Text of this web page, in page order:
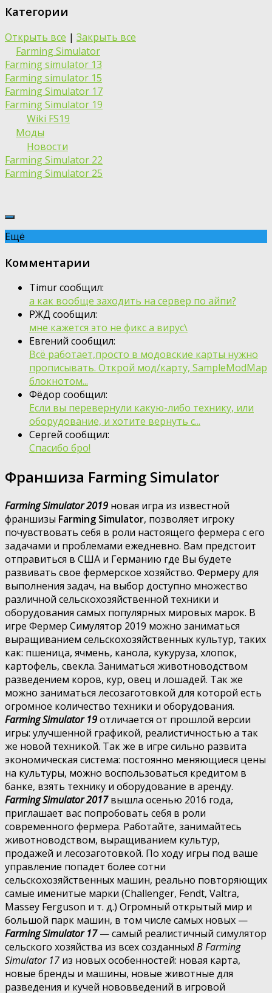
Категории
Открыть все | Закрыть все
Farming Simulator
Farming simulator 13
Farming simulator 15
Farming Simulator 17
Farming Simulator 19
Wiki FS19
Моды
Новости
Farming Simulator 22
Farming Simulator 25
Ещё
Комментарии
Timur сообщил:
а как вообще заходить на сервер по айпи?
РЖД сообщил:
мне кажется это не фикс а вирус\
Евгений сообщил:
Всё работает,просто в модовские карты нужно
прописывать. Открой мод/карту, SampleModMap
блокнотом...
Фёдор сообщил:
Если вы перевернули какую-либо технику, или
оборудование, и хотите вернуть с...
Сергей сообщил:
Спасибо бро!
Франшиза Farming Simulator
Farming Simulator 2019 новая игра из известной
франшизы Farming Simulator, позволяет игроку
почувствовать себя в роли настоящего фермера с его
задачами и проблемами ежедневно. Вам предстоит
отправиться в США и Германию где Вы будете
развивать свое фермерское хозяйство. Фермеру для
выполнения задач, на выбор доступно множество
различной сельскохозяйственной техники и
оборудования самых популярных мировых марок. В
игре Фермер Симулятор 2019 можно заниматься
выращиванием сельскохозяйственных культур, таких
как: пшеница, ячмень, канола, кукуруза, хлопок,
картофель, свекла. Заниматься животноводством
разведением коров, кур, овец и лошадей. Так же
можно заниматься лесозаготовкой для которой есть
огромное количество техники и оборудования.
Farming Simulator 19отличается от прошлой версии
игры: улучшенной графикой, реалистичностью а так
же новой техникой. Так же в игре сильно развита
экономическая система: постоянно меняющиеся цены
на культуры, можно воспользоваться кредитом в
банке, взять технику и оборудование в аренду.
Farming Simulator 2017вышла осенью 2016 года,
приглашает вас попробовать себя в роли
современного фермера. Работайте, занимайтесь
животноводством, выращиванием культур,
продажей и лесозаготовкой. По ходу игры под ваше
управление попадет более сотни
сельскохозяйственных машин, реально повторяющих
самые именитые марки (Challenger, Fendt, Valtra,
Massey Ferguson и т. д.) Огромный открытый мир и
большой парк машин, в том числе самых новых —
Farming Simulator 17 — самый реалистичный симулятор
сельского хозяйства из всех созданных! В Farming
Simulator 17 из новых особенностей: новая карта,
новые бренды и машины, новые животные для
разведения и кучей нововведений в игровой